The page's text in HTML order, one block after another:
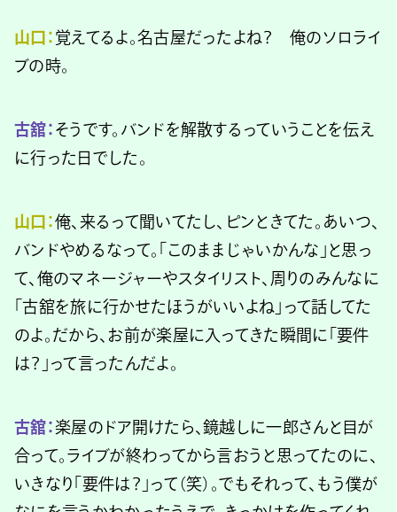
山口： 覚えてるよ。名古屋だったよね？ 俺のソロライ
ブの時。
古舘： そうです。バンドを解散するっていうことを伝え
に行った日でした。
山口：俺、来るって聞いてたし、ピンときてた。あいつ、
バンドやめるなって。「このままじゃいかんな」と思っ
て、俺のマネージャーやスタイリスト、周りのみんなに
「古舘を旅に行かせたほうがいいよね」って話してた
のよ。だから、お前が楽屋に入ってきた瞬間に「要件
は？」って言ったんだよ。
古舘：楽屋のドア開けたら、鏡越しに一郎さんと目が
合って。ライブが終わってから言おうと思ってたのに、
いきなり「要件は？」って（笑）。でもそれって、もう僕が